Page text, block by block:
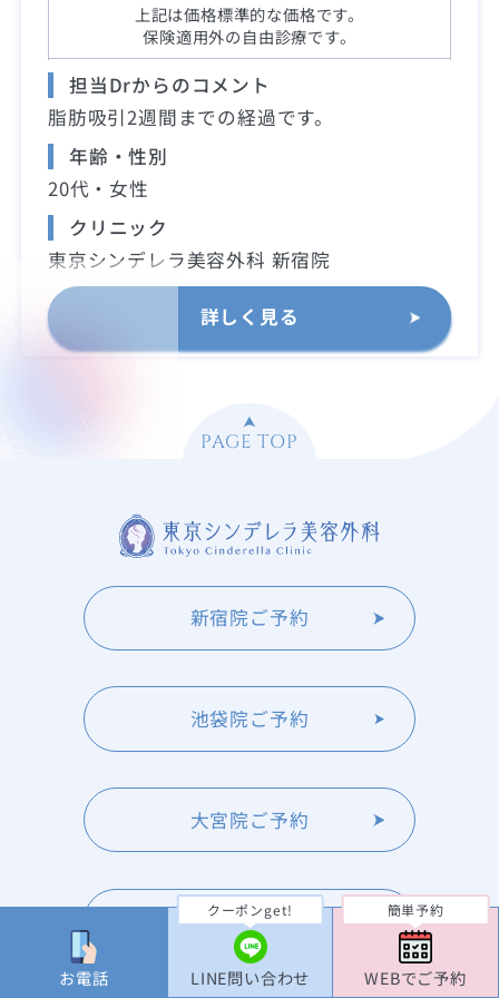
お電話
クーポンget!
LINE問い合わせ
簡単予約
WEBでご予約
上記は価格標準的な価格です。
保険適用外の自由診療です。
担当Drからのコメント
脂肪吸引2週間までの経過です。
年齢・性別
20代・女性
クリニック
東京シンデレラ美容外科 新宿院
詳しく見る
PAGE TOP
新宿院ご予約
池袋院ご予約
大宮院ご予約
横浜院ご予約